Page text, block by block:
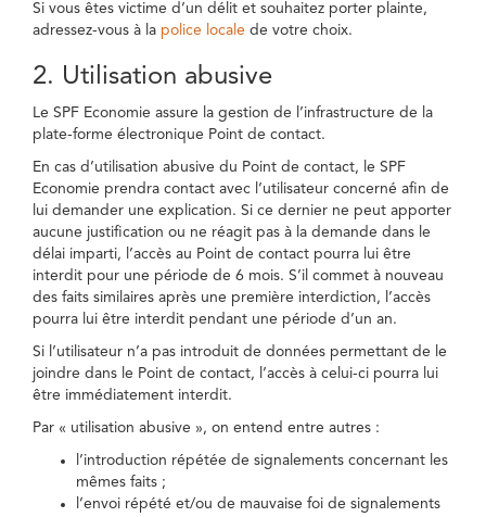
Si vous êtes victime d’un délit et souhaitez porter plainte,
adressez-vous à la police locale de votre choix.
2. Utilisation abusive
Le SPF Economie assure la gestion de l’infrastructure de la
plate-forme électronique Point de contact.
En cas d’utilisation abusive du Point de contact, le SPF
Economie prendra contact avec l’utilisateur concerné afin de
lui demander une explication. Si ce dernier ne peut apporter
aucune justification ou ne réagit pas à la demande dans le
délai imparti, l’accès au Point de contact pourra lui être
interdit pour une période de 6 mois. S’il commet à nouveau
des faits similaires après une première interdiction, l’accès
pourra lui être interdit pendant une période d’un an.
Si l’utilisateur n’a pas introduit de données permettant de le
joindre dans le Point de contact, l’accès à celui-ci pourra lui
être immédiatement interdit.
Par « utilisation abusive », on entend entre autres :
l’introduction répétée de signalements concernant les
mêmes faits ;
l’envoi répété et/ou de mauvaise foi de signalements